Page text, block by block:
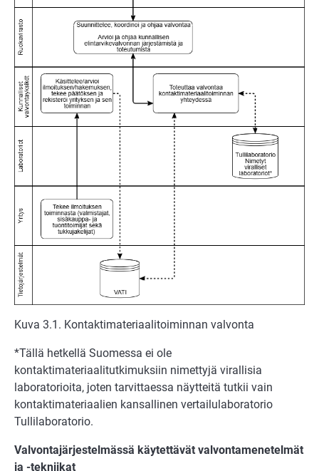
Kuva 3.1. Kontaktimateriaalitoiminnan valvonta
*Tällä hetkellä Suomessa ei ole
kontaktimateriaalitutkimuksiin nimettyjä virallisia
laboratorioita, joten tarvittaessa näytteitä tutkii vain
kontaktimateriaalien kansallinen vertailulaboratorio
Tullilaboratorio.
Valvontajärjestelmässä käytettävät valvontamenetelmät
ja -tekniikat